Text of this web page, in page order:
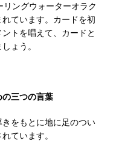
ングウォーターオラク
ています。カードを初
トを唱えて、カードと
ょう。
三つの言葉
をもとに地に足のつい
ています。